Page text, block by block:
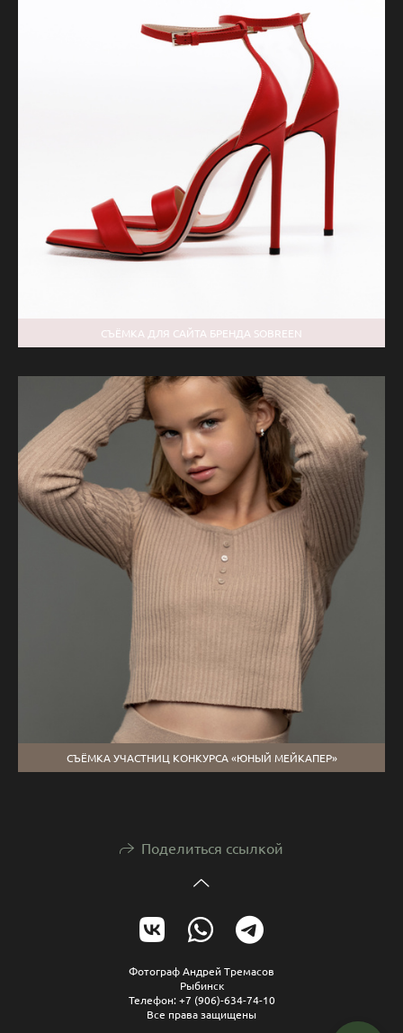
СЪЁМКА ДЛЯ САЙТА БРЕНДА SOBREEN
СЪЁМКА УЧАСТНИЦ КОНКУРСА «ЮНЫЙ МЕЙКАПЕР»
Поделиться ссылкой
Фотограф Андрей Тремасов
Рыбинск
Телефон: +7 (906)-634-74-10
Все права защищены